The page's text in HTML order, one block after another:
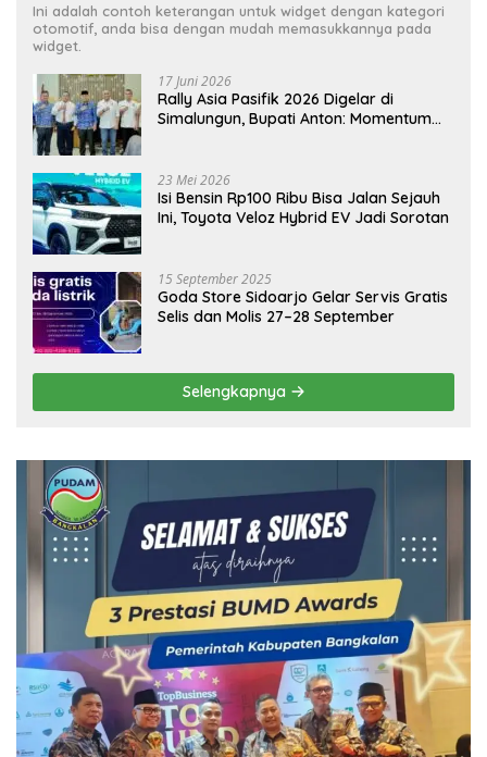
Ini adalah contoh keterangan untuk widget dengan kategori
otomotif, anda bisa dengan mudah memasukkannya pada
widget.
17 Juni 2026
Rally Asia Pasifik 2026 Digelar di
Simalungun, Bupati Anton: Momentum
23 Mei 2026
Isi Bensin Rp100 Ribu Bisa Jalan Sejauh
Ini, Toyota Veloz Hybrid EV Jadi Sorotan
15 September 2025
Goda Store Sidoarjo Gelar Servis Gratis
Selis dan Molis 27–28 September
Selengkapnya